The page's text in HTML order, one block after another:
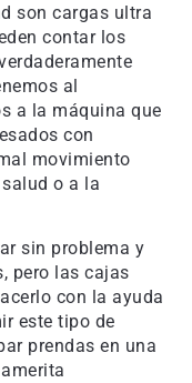
son cargas ultra
contar los
al
a la máquina que
con
movimiento
o a la
sin problema y
pero las cajas
con la ayuda
este tipo de
prendas en una